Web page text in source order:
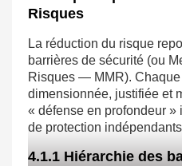
Risques
La réduction du risque
barrières de sécurité (ou
Risques — MMR).
dimensionnée, justifiée et
« défense en profondeur
de protection
4.1.1 Hiérarchie des